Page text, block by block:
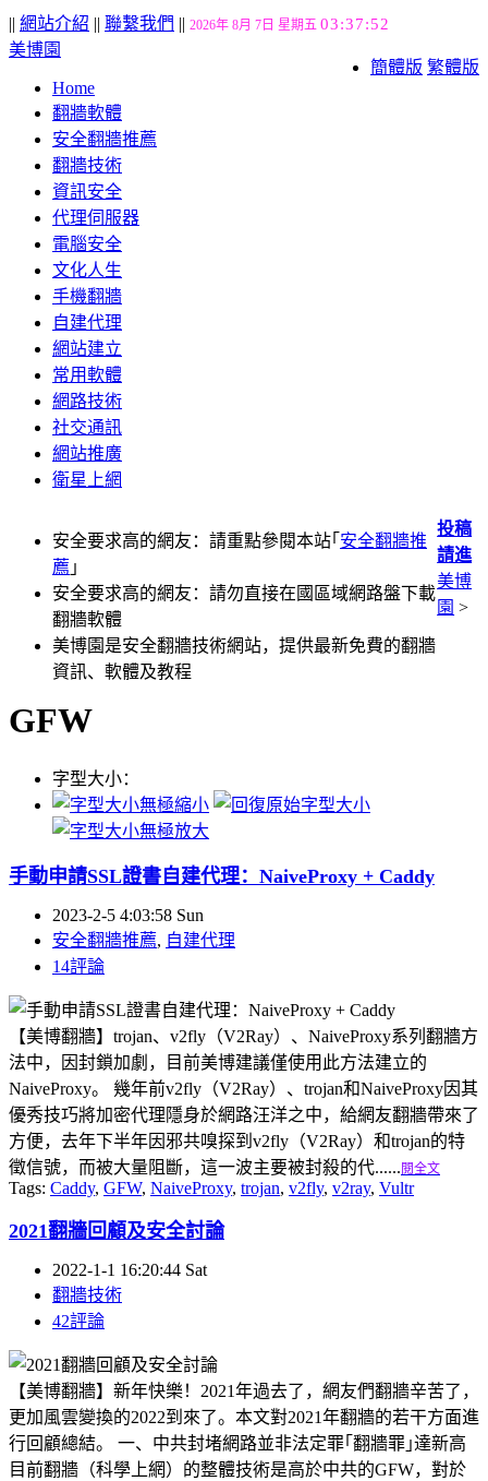
|| 網站介紹 || 聯繫我們 || 2026年 8月 7日 星期五 03:37:53
簡體版 繁體版
美博園
Home
翻牆軟體
安全翻牆推薦
翻牆技術
資訊安全
代理伺服器
電腦安全
文化人生
手機翻牆
自建代理
網站建立
常用軟體
網路技術
社交通訊
網站推廣
衛星上網
安全要求高的網友：請重點參閱本站｢ 安全翻牆推
薦 ｣
安全要求高的網友：請勿直接在國區域網路盤下載
翻牆軟體
美博園是安全翻牆技術網站，提供最新免費的翻牆
資訊、軟體及教程
投稿
請進
美博
園 >
GFW
字型大小：
手動申請SSL證書自建代理：NaiveProxy + Caddy
2023-2-5 4:03:58 Sun
安全翻牆推薦, 自建代理
14評論
【美博翻牆】trojan、v2fly（V2Ray）、NaiveProxy系列翻牆方
法中，因封鎖加劇，目前美博建議僅使用此方法建立的
NaiveProxy。 幾年前v2fly（V2Ray）、trojan和NaiveProxy因其
優秀技巧將加密代理隱身於網路汪洋之中，給網友翻牆帶來了
方便，去年下半年因邪共嗅探到v2fly（V2Ray）和trojan的特
徵信號，而被大量阻斷，這一波主要被封殺的代...... 閱全文
Tags: Caddy, GFW, NaiveProxy, trojan, v2fly, v2ray, Vultr
2021翻牆回顧及安全討論
2022-1-1 16:20:44 Sat
翻牆技術
42評論
【美博翻牆】新年快樂！2021年過去了，網友們翻牆辛苦了，
更加風雲變換的2022到來了。本文對2021年翻牆的若干方面進
行回顧總結。 一、中共封堵網路並非法定罪｢翻牆罪｣達新高
目前翻牆（科學上網）的整體技術是高於中共的GFW，對於